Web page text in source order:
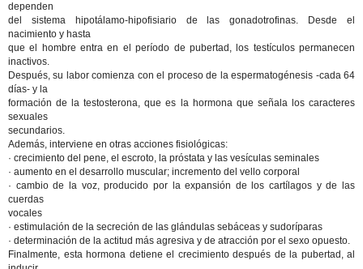
dependen
del sistema hipotálamo-hipofisiario de las gonadotrofinas. Desde el
nacimiento y hasta
que el hombre entra en el período de pubertad, los testículos permanecen
inactivos.
Después, su labor comienza con el proceso de la espermatogénesis -cada 64
días- y la
formación de la testosterona, que es la hormona que señala los caracteres
sexuales
secundarios.
Además, interviene en otras acciones fisiológicas:
· crecimiento del pene, el escroto, la próstata y las vesículas seminales
· aumento en el desarrollo muscular; incremento del vello corporal
· cambio de la voz, producido por la expansión de los cartílagos y de las
cuerdas
vocales
· estimulación de la secreción de las glándulas sebáceas y sudoríparas
· determinación de la actitud más agresiva y de atracción por el sexo opuesto.
Finalmente, esta hormona detiene el crecimiento después de la pubertad, al